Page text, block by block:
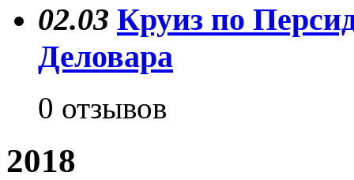
02.03 Круиз по
Деловара
0 отзывов
2018